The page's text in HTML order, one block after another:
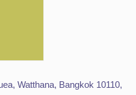
Watthana, Bangkok 10110,